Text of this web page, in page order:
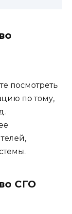
посмотреть
по тому,
СГО